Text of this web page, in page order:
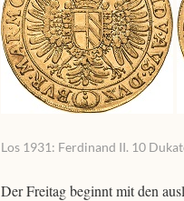
Los 1931: Ferdinand II. 10
Der Freitag beginnt mit den